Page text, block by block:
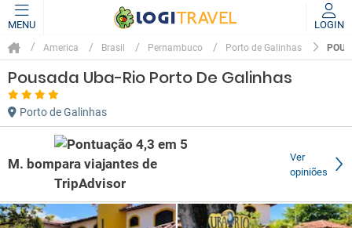
MENU LOGIN
America Brasil Pernambuco Porto de Galinhas
Pousada Uba-Rio Porto De Galinhas
Porto de Galinhas
M. bom
Ver
opiniões